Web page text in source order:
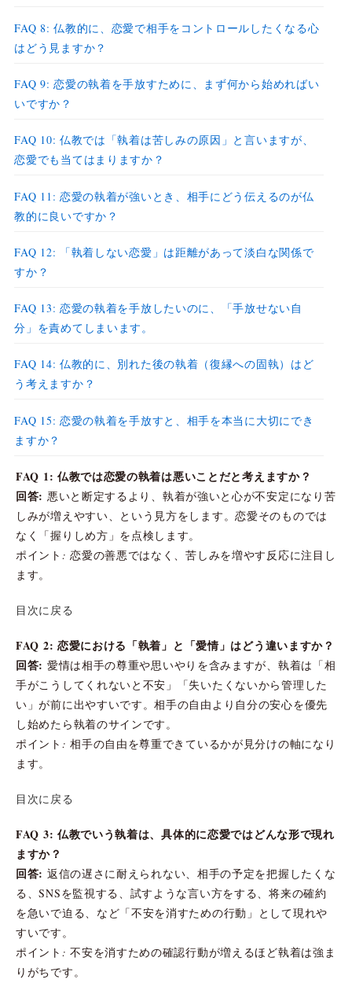
FAQ 8: 仏教的に、恋愛で相手をコントロールしたくなる心
はどう見ますか？
FAQ 9: 恋愛の執着を手放すために、まず何から始めればい
いですか？
FAQ 10: 仏教では「執着は苦しみの原因」と言いますが、
恋愛でも当てはまりますか？
FAQ 11: 恋愛の執着が強いとき、相手にどう伝えるのが仏
教的に良いですか？
FAQ 12: 「執着しない恋愛」は距離があって淡白な関係で
すか？
FAQ 13: 恋愛の執着を手放したいのに、「手放せない自
分」を責めてしまいます。
FAQ 14: 仏教的に、別れた後の執着（復縁への固執）はど
う考えますか？
FAQ 15: 恋愛の執着を手放すと、相手を本当に大切にでき
ますか？
FAQ 1: 仏教では恋愛の執着は悪いことだと考えますか？
回答: 悪いと断定するより、執着が強いと心が不安定になり苦
しみが増えやすい、という見方をします。恋愛そのものでは
なく「握りしめ方」を点検します。
ポイント: 恋愛の善悪ではなく、苦しみを増やす反応に注目し
ます。
目次に戻る
FAQ 2: 恋愛における「執着」と「愛情」はどう違いますか？
回答: 愛情は相手の尊重や思いやりを含みますが、執着は「相
手がこうしてくれないと不安」「失いたくないから管理した
い」が前に出やすいです。相手の自由より自分の安心を優先
し始めたら執着のサインです。
ポイント: 相手の自由を尊重できているかが見分けの軸になり
ます。
目次に戻る
FAQ 3: 仏教でいう執着は、具体的に恋愛ではどんな形で現れ
ますか？
回答: 返信の遅さに耐えられない、相手の予定を把握したくな
る、SNSを監視する、試すような言い方をする、将来の確約
を急いで迫る、など「不安を消すための行動」として現れや
すいです。
ポイント: 不安を消すための確認行動が増えるほど執着は強ま
りがちです。